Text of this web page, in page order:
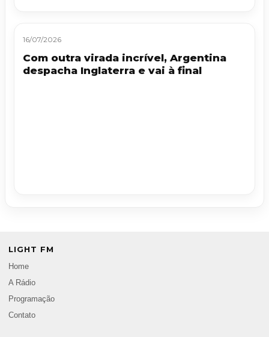
16/07/2026
Com outra virada incrível, Argentina
despacha Inglaterra e vai à final
LIGHT FM
Home
A Rádio
Programação
Contato